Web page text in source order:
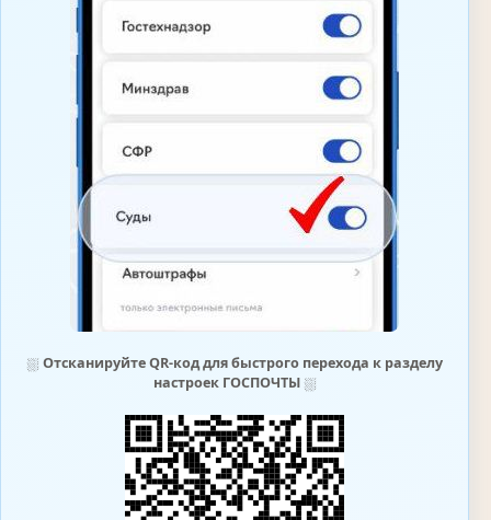
⛆ Отсканируйте QR-код для быстрого перехода к разделу
настроек ГОСПОЧТЫ⛆